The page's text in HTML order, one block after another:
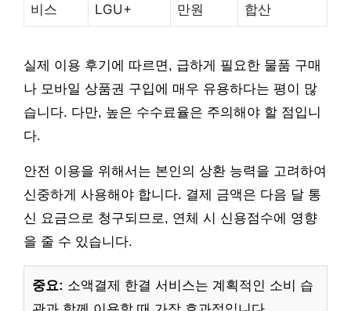
비스
LGU+
만원
합산
실제 이용 후기에 따르면, 급하게 필요한 물품 구매
나 모바일 상품권 구입에 매우 유용하다는 평이 많
습니다. 다만, 높은 수수료율은 주의해야 할 점입니
다.
안전 이용을 위해서는 본인의 상환 능력을 고려하여
신중하게 사용해야 합니다. 결제 금액은 다음 달 통
신 요금으로 청구되므로, 연체 시 신용점수에 영향
을 줄 수 있습니다.
중요: 소액결제 한결 서비스는 계획적인 소비 습